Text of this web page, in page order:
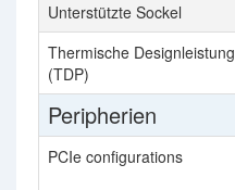
Unterstützte Sockel
Thermische Designleistung
(TDP)
Peripherien
PCIe configurations